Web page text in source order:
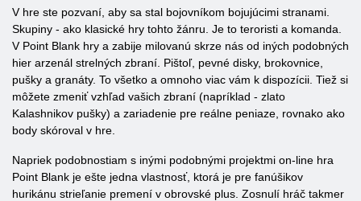
V hre ste pozvaní, aby sa stal bojovníkom bojujúcimi stranami.
Skupiny - ako klasické hry tohto žánru. Je to teroristi a komanda.
V Point Blank hry a zabije milovanú skrze nás od iných podobných
hier arzenál strelných zbraní. Pištoľ, pevné disky, brokovnice,
pušky a granáty. To všetko a omnoho viac vám k dispozícii. Tiež si
môžete zmeniť vzhľad vašich zbraní (napríklad - zlato
Kalashnikov pušky) a zariadenie pre reálne peniaze, rovnako ako
body skóroval v hre.
Napriek podobnostiam s inými podobnými projektmi on-line hra
Point Blank je ešte jedna vlastnosť, ktorá je pre fanúšikov
hurikánu strieľanie premení v obrovské plus. Zosnulí hráč takmer